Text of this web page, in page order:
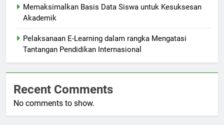
Memaksimalkan Basis Data Siswa untuk Kesuksesan
Akademik
Pelaksanaan E-Learning dalam rangka Mengatasi
Tantangan Pendidikan Internasional
Recent Comments
No comments to show.